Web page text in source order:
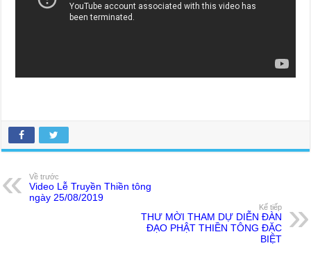
Về trước
Video Lễ Truyền Thiền tông
ngày 25/08/2019
Kế tiếp
THƯ MỜI THAM DỰ DIỄN ĐÀN
ĐẠO PHẬT THIỀN TÔNG ĐẶC
BIỆT